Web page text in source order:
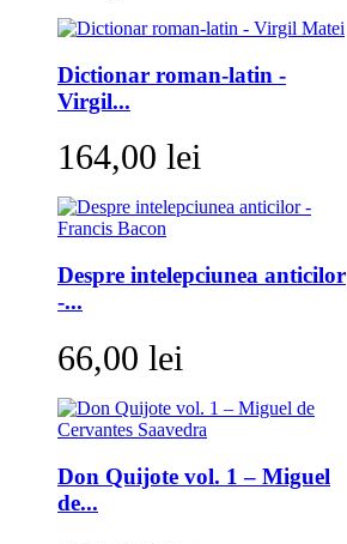
Dictionar roman-latin -
Virgil...
164,00 lei
Despre intelepciunea anticilor
-...
66,00 lei
Don Quijote vol. 1 – Miguel
de...